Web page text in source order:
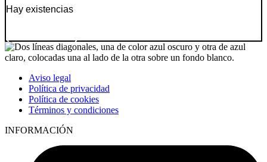
Hay existencias
Aviso legal
Política de privacidad
Política de cookies
Términos y condiciones
INFORMACIÓN